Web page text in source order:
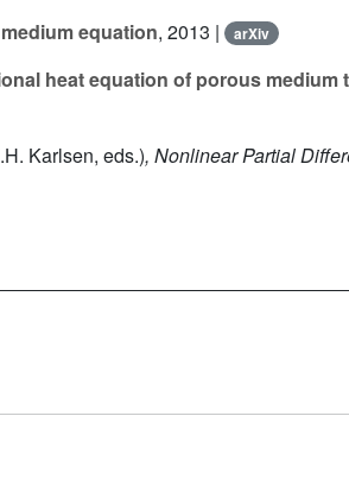
equation, 2013 | arXiv
heat equation of porous medium
Karlsen, eds.), Nonlinear Partial